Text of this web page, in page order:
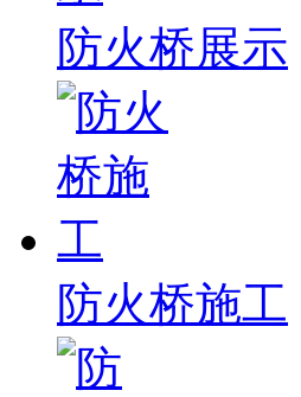
防火桥展示
防火桥施工